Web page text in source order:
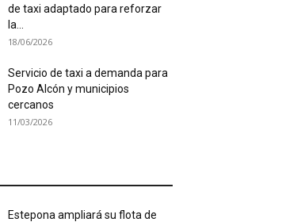
de taxi adaptado para reforzar
la...
18/06/2026
Servicio de taxi a demanda para
Pozo Alcón y municipios
cercanos
11/03/2026
Estepona ampliará su flota de